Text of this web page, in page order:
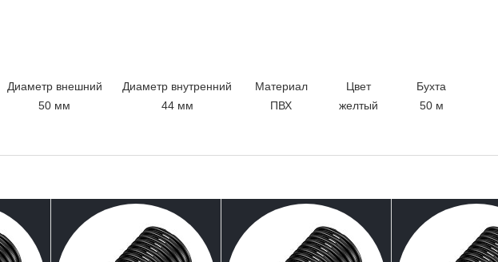
Диаметр внешний Диаметр внутренний Материал Цвет
Бухта
50 мм 44 мм ПВХ желтый 50 м